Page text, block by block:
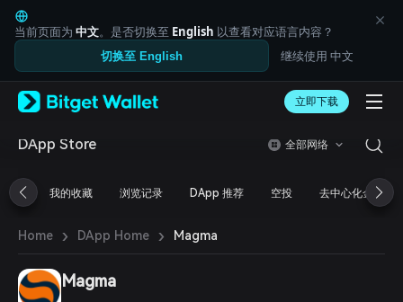
English
日本語
Tiếng Việt
Русский
Español (Latinoamérica)
Türkçe
Français
简体中文
繁體中文
Bahasa Indonesia
ภาษาไทย
العربية
हिन्दी
当前页面为 中文。是否切换至 English 以查看对应语言内容？
切换至 English 继续使用 中文
立即下载
DApp Store 全部网络
我的收藏 浏览记录 DApp 推荐 空投 去中心化金融
Home › DApp Home › Magma
Magma